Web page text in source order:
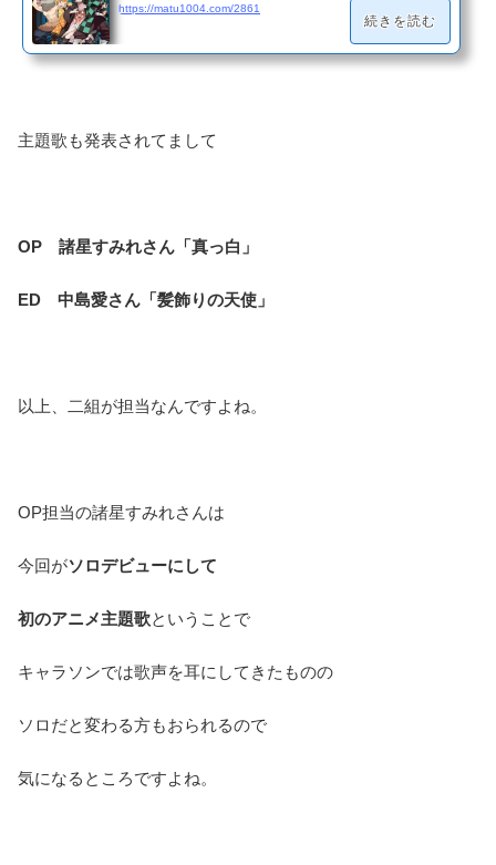
https://matu1004.com/2861
続きを読む
主題歌も発表されてまして
OP 諸星すみれさん「真っ白」
ED 中島愛さん「髪飾りの天使」
以上、二組が担当なんですよね。
OP担当の諸星すみれさんは
今回がソロデビューにして
初のアニメ主題歌ということで
キャラソンでは歌声を耳にしてきたものの
ソロだと変わる方もおられるので
気になるところですよね。